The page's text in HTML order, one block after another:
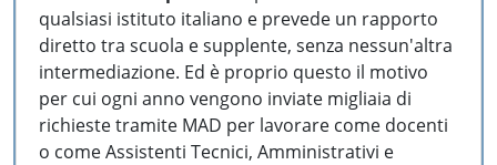
qualsiasi istituto italiano e prevede un rapporto
diretto tra scuola e supplente, senza nessun'altra
intermediazione. Ed è proprio questo il motivo
per cui ogni anno vengono inviate migliaia di
richieste tramite MAD per lavorare come docenti
o come Assistenti Tecnici, Amministrativi e